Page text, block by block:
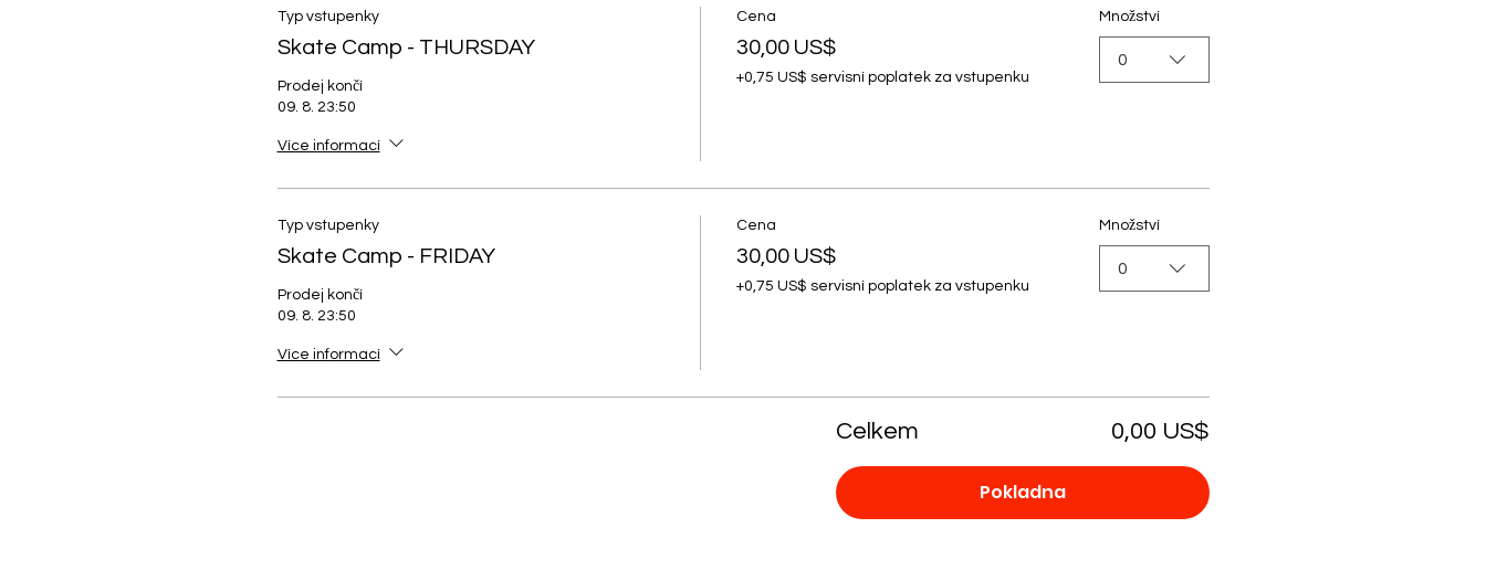
Typ vstupenky
Skate Camp - THURSDAY
Prodej končí
09. 8. 23:50
Více informací
Cena
30,00 US$
+0,75 US$ servisní poplatek za vstupenku
Množství
0
Typ vstupenky
Skate Camp - FRIDAY
Prodej končí
09. 8. 23:50
Více informací
Cena
30,00 US$
+0,75 US$ servisní poplatek za vstupenku
Množství
0
Celkem 0,00 US$
Pokladna